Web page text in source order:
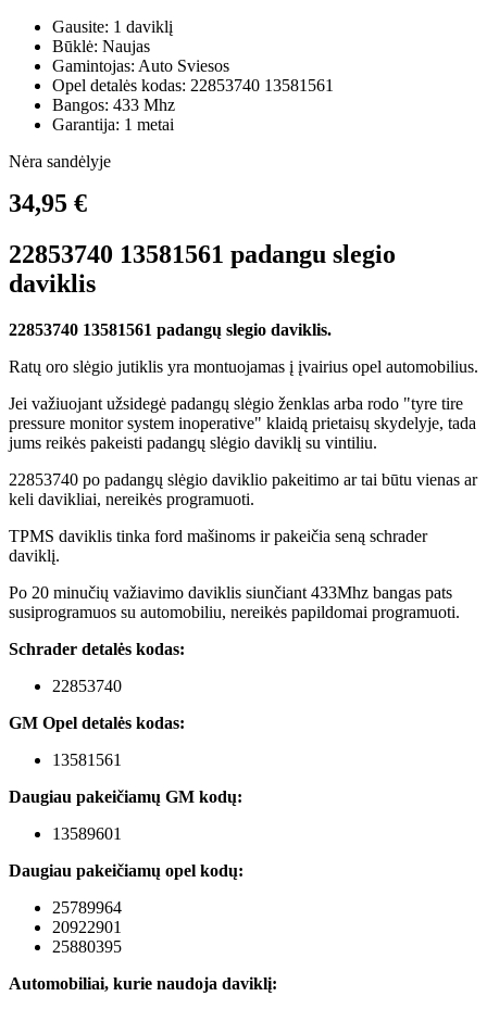
Gausite: 1 daviklį
Būklė: Naujas
Gamintojas: Auto Sviesos
Opel detalės kodas: 22853740 13581561
Bangos: 433 Mhz
Garantija: 1 metai
Nėra sandėlyje
34,95 €
22853740 13581561 padangu slegio
daviklis
22853740 13581561 padangų slegio daviklis.
Ratų oro slėgio jutiklis yra montuojamas į įvairius opel automobilius.
Jei važiuojant užsidegė padangų slėgio ženklas arba rodo "tyre tire
pressure monitor system inoperative" klaidą prietaisų skydelyje, tada
jums reikės pakeisti padangų slėgio daviklį su vintiliu.
22853740 po padangų slėgio daviklio pakeitimo ar tai būtu vienas ar
keli davikliai, nereikės programuoti.
TPMS daviklis tinka ford mašinoms ir pakeičia seną schrader
daviklį.
Po 20 minučių važiavimo daviklis siunčiant 433Mhz bangas pats
susiprogramuos su automobiliu, nereikės papildomai programuoti.
Schrader detalės kodas:
22853740
GM Opel detalės kodas:
13581561
Daugiau pakeičiamų GM kodų:
13589601
Daugiau pakeičiamų opel kodų:
25789964
20922901
25880395
Automobiliai, kurie naudoja daviklį: